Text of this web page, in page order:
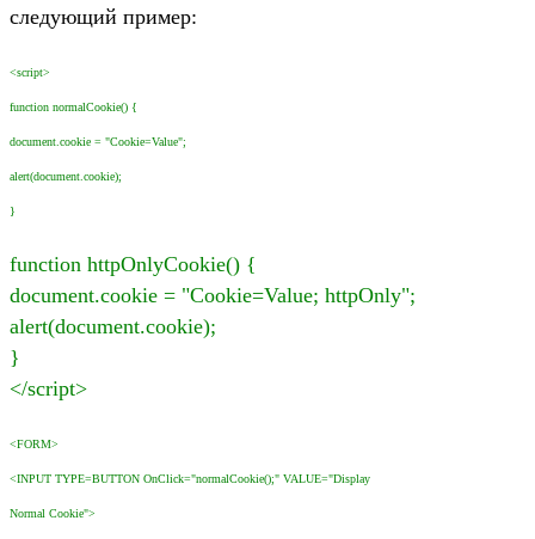
следующий пример:
<script>
function normalCookie() {
document.cookie = "Cookie=Value";
alert(document.cookie);
}
function httpOnlyCookie() {
document.cookie = "Cookie=Value; httpOnly";
alert(document.cookie);
}
</script>
<FORM>
<INPUT TYPE=BUTTON OnClick="normalCookie();" VALUE="Display
Normal Cookie">